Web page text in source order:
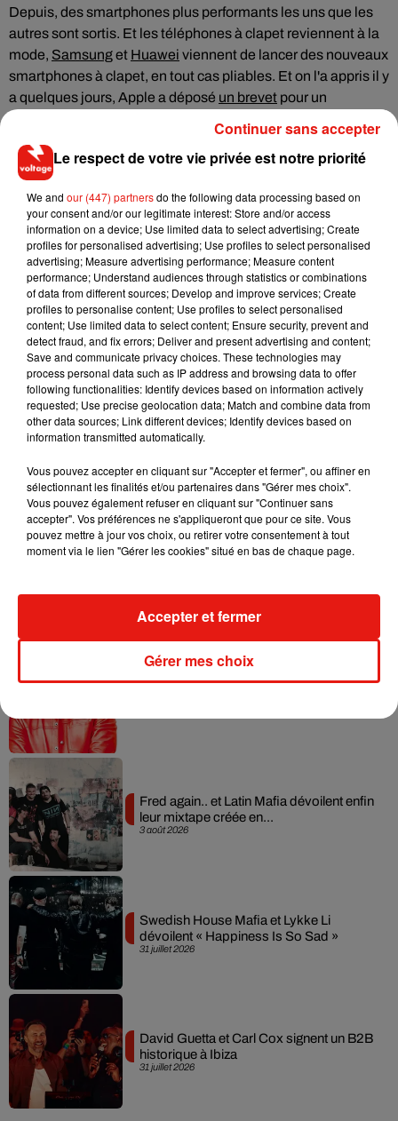
Depuis, des smartphones plus performants les uns que les
autres sont sortis. Et les téléphones à clapet reviennent à la
mode, Samsunget Huawei viennent de lancer des nouveaux
smartphones à clapet, en tout cas pliables. Et on l'a appris il y
a quelques jours, Apple a déposé un brevet pour un
Apparemment, il sera équipé de deux écrans, chacun pourra
être utilisé séparément, ou ensemble. Ce
smartphone pourrait être pliable dans plusieurs sens, bref ça
promet !
Apple planche sur un iPhone à deux écrans
https://t.co/7fTrkCT4MM
— korii. (@koriifr)March 12, 2020
Musique
7 août 2026
RÜFÜS DU SOL annonce un nouvel
7 août 2026
Il y a 10 ans, DJ Snake changeait de
3 août 2026
Fred again.. et Latin Mafia dévoilent enfin
leur mixtape créée en...
31 juillet 2026
Swedish House Mafia et Lykke Li
dévoilent « Happiness Is So Sad »
31 juillet 2026
David Guetta et Carl Cox signent un B2B
historique à Ibiza
Le respect de votre vie privée est notre priorité
We and our (447) partnersdo the following data processing based on
your consent and/or our legitimate interest: Store and/or access
information on a device; Use limited data to select advertising; Create
profiles for personalised advertising; Use profiles to select personalised
advertising; Measure advertising performance; Measure content
performance; Understand audiences through statistics or combinations
of data from different sources; Develop and improve services; Create
profiles to personalise content; Use profiles to select personalised
content; Use limited data to select content; Ensure security, prevent and
detect fraud, and fix errors; Deliver and present advertising and content;
Save and communicate privacy choices. These technologies may
process personal data such as IP address and browsing data to offer
following functionalities: Identify devices based on information actively
requested; Use precise geolocation data; Match and combine data from
other data sources; Link different devices; Identify devices based on
information transmitted automatically.
Vous pouvez accepter en cliquant sur "Accepter et fermer", ou affiner en
sélectionnant les finalités et/ou partenaires dans "Gérer mes choix".
Vous pouvez également refuser en cliquant sur "Continuer sans
accepter". Vos préférences ne s'appliqueront que pour ce site. Vous
pouvez mettre à jour vos choix, ou retirer votre consentement à tout
moment via le lien "Gérer les cookies" situé en bas de chaque page.
Gérer mes choix
Accepter et fermer
Continuer sans accepter